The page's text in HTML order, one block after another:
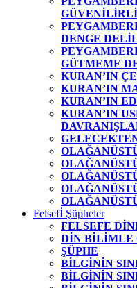
DENGE
GÜTMEME
KURAN’IN
KURAN’IN
KURAN’IN
KURAN’IN
Felsefİ Şüpheler
FELSEFE
DİN BİLİMLE
ŞÜPHE
BİLGİNİN
BİLGİNİN